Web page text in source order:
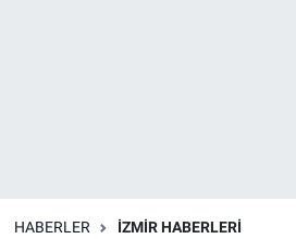
HABERLER İZMİR HABERLERİ